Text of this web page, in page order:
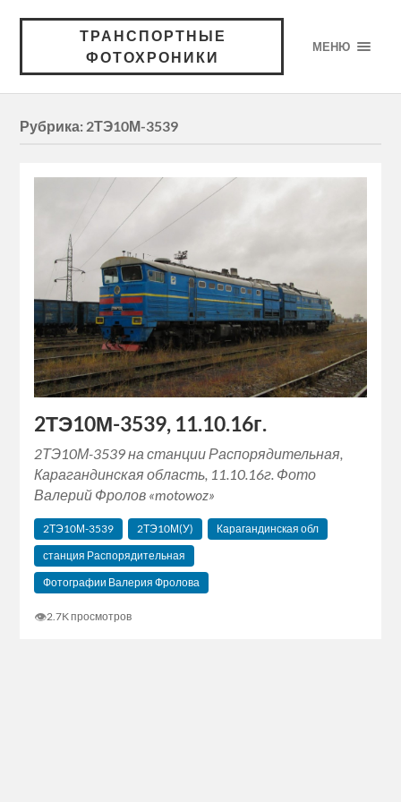
ТРАНСПОРТНЫЕ
ФОТОХРОНИКИ
МЕНЮ
Рубрика: 2ТЭ10М-3539
2ТЭ10М-3539, 11.10.16г.
2ТЭ10М-3539 на станции Распорядительная,
Карагандинская область, 11.10.16г. Фото
Валерий Фролов «motowoz»
2ТЭ10М-3539 2ТЭ10М(У)
Карагандинская обл
станция Распорядительная
Фотографии Валерия Фролова
👁2.7K просмотров